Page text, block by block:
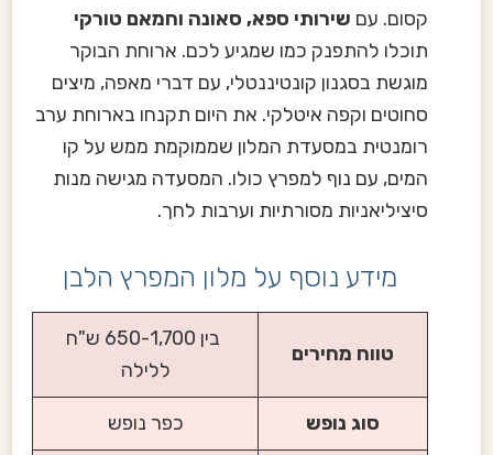
קסום. עם שירותי ספא, סאונה וחמאם טורקי
תוכלו להתפנק כמו שמגיע לכם. ארוחת הבוקר
מוגשת בסגנון קונטיננטלי, עם דברי מאפה, מיצים
סחוטים וקפה איטלקי. את היום תקנחו בארוחת ערב
רומנטית במסעדת המלון שממוקמת ממש על קו
המים, עם נוף למפרץ כולו. המסעדה מגישה מנות
סיציליאניות מסורתיות וערבות לחך.
מידע נוסף על מלון המפרץ הלבן
טווח מחירים
בין 650-1,700 ש"ח
ללילה
סוג נופש כפר נופש